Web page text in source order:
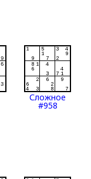
Сложное
#958